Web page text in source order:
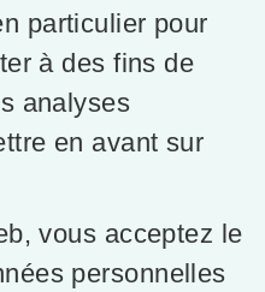
particulier pour
à des fins de
analyses
en avant sur
vous acceptez le
personnelles